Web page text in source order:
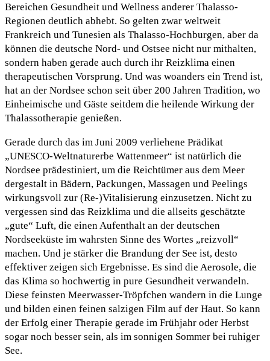
Bereichen Gesundheit und Wellness anderer Thalasso-
Regionen deutlich abhebt. So gelten zwar weltweit
Frankreich und Tunesien als Thalasso-Hochburgen, aber da
können die deutsche Nord- und Ostsee nicht nur mithalten,
sondern haben gerade auch durch ihr Reizklima einen
therapeutischen Vorsprung. Und was woanders ein Trend ist,
hat an der Nordsee schon seit über 200 Jahren Tradition, wo
Einheimische und Gäste seitdem die heilende Wirkung der
Thalassotherapie genießen.
Gerade durch das im Juni 2009 verliehene Prädikat
„UNESCO-Weltnaturerbe Wattenmeer“ ist natürlich die
Nordsee prädestiniert, um die Reichtümer aus dem Meer
dergestalt in Bädern, Packungen, Massagen und Peelings
wirkungsvoll zur (Re-)Vitalisierung einzusetzen. Nicht zu
vergessen sind das Reizklima und die allseits geschätzte
„gute“ Luft, die einen Aufenthalt an der deutschen
Nordseeküste im wahrsten Sinne des Wortes „reizvoll“
machen. Und je stärker die Brandung der See ist, desto
effektiver zeigen sich Ergebnisse. Es sind die Aerosole, die
das Klima so hochwertig in pure Gesundheit verwandeln.
Diese feinsten Meerwasser-Tröpfchen wandern in die Lunge
und bilden einen feinen salzigen Film auf der Haut. So kann
der Erfolg einer Therapie gerade im Frühjahr oder Herbst
sogar noch besser sein, als im sonnigen Sommer bei ruhiger
See.